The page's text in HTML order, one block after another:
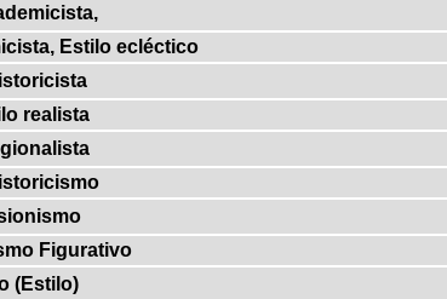
Estilo ecléctico
realista
Figurativo
(Estilo)